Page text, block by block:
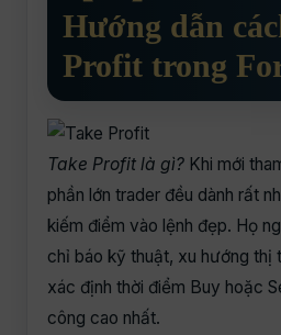
Hướng dẫn
Profit trong
Take Profit là gì? Khi mới
phần lớn trader đều dành rất
kiếm điểm vào lệnh đẹp. Họ
chỉ báo kỹ thuật, xu hướng thị
xác định thời điểm Buy hoặc
công cao nhất.